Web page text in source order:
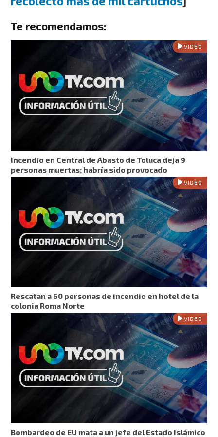
Te recomendamos:
VIDEO
Incendio en Central de Abasto de Toluca deja 9
personas muertas; habría sido provocado
VIDEO
Rescatan a 60 personas de incendio en hotel de la
colonia Roma Norte
VIDEO
Bombardeo de EU mata a un jefe del Estado Islámico